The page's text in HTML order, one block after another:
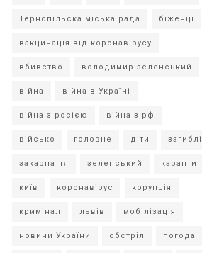
Тернопільска міська рада біженці
вакцинація від коронавірусу
вбивство володимир зеленський
війна війна в Україні
війна з росією війна з рф
військо головне діти загиблі
закарпаття зеленський карантин
київ коронавірус корупція
кримінал львів мобілізація
новини України обстріл погода